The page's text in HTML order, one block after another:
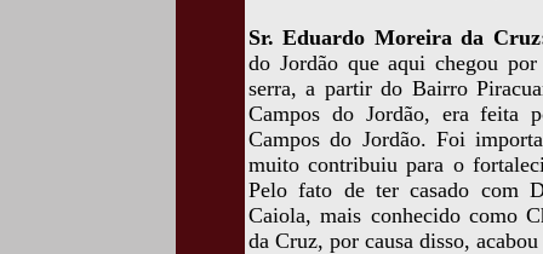
Sr. Eduardo Moreira da
do Jordão que aqui chegou
serra, a partir do Bairro
Campos do Jordão, era feita
Campos do Jordão. Foi
muito contribuiu para o
Pelo fato de ter casado com
Caiola, mais conhecido como
da Cruz, por causa disso,